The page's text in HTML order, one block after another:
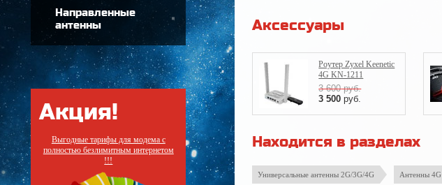
Направленные
антенны
Акция!
Выгодные тарифы для модема с
полностью безлимитным интернетом
!!!
Аксессуары
Роутер Zyxel Keenetic
4G KN-1211
3 600руб.
3 500 руб.
Находится в разделах
Универсальные антенны 2G/3G/4G Антенны 4G